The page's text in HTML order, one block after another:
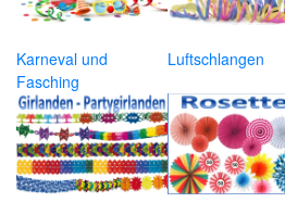
Karneval und
Fasching
Luftschlangen